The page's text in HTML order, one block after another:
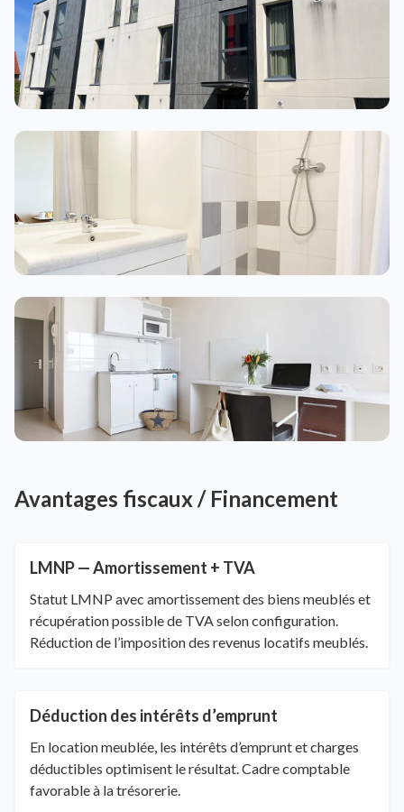
Avantages fiscaux / Financement
LMNP — Amortissement + TVA
Statut LMNP avec amortissement des biens meublés et
récupération possible de TVA selon configuration.
Réduction de l’imposition des revenus locatifs meublés.
Déduction des intérêts d’emprunt
En location meublée, les intérêts d’emprunt et charges
déductibles optimisent le résultat. Cadre comptable
favorable à la trésorerie.